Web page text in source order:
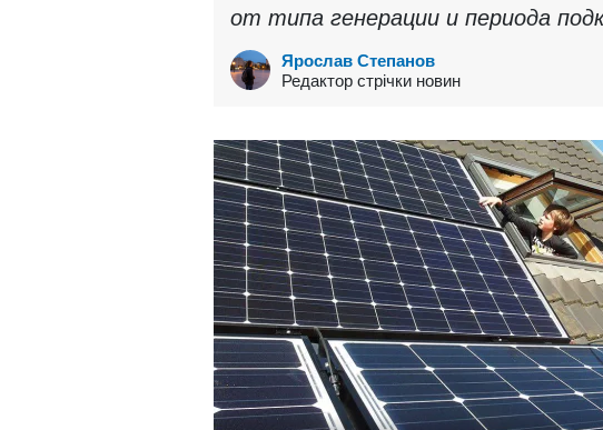
от типа генерации и периода
Ярослав Степанов
Редактор стрічки новин